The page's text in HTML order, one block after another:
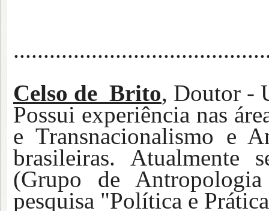
Celso de Brito, Doutor -
Possui experiência nas
e Transnacionalismo e
brasileiras. Atualmente
(Grupo de
pesquisa "Política e